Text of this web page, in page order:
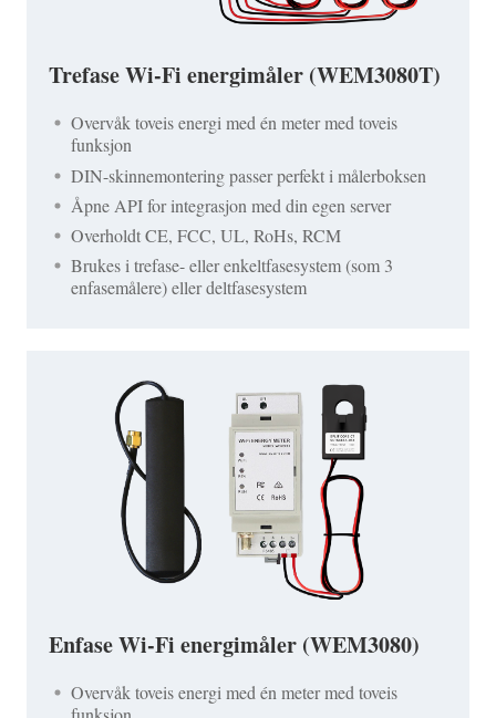
Trefase Wi-Fi energimåler (WEM3080T)
Overvåk toveis energi med én meter med toveis
funksjon
DIN-skinnemontering passer perfekt i målerboksen
Åpne API for integrasjon med din egen server
Overholdt CE, FCC, UL, RoHs, RCM
Brukes i trefase- eller enkeltfasesystem (som 3
enfasemålere) eller deltfasesystem
Enfase Wi-Fi energimåler (WEM3080)
Overvåk toveis energi med én meter med toveis